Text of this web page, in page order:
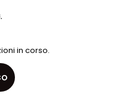
in corso.